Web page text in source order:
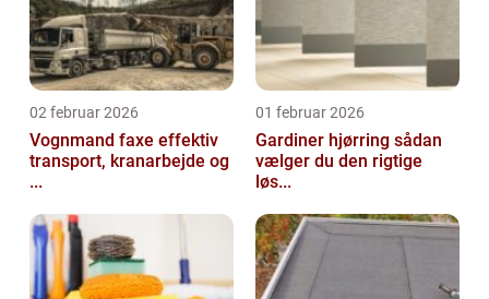
02 februar 2026
Vognmand faxe effektiv
transport, kranarbejde og
...
01 februar 2026
Gardiner hjørring sådan
vælger du den rigtige
løs...